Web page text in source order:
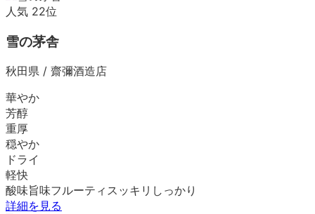
人気 22位
雪の茅舎
秋田県 / 齋彌酒造店
華やか
芳醇
重厚
穏やか
ドライ
軽快
酸味旨味フルーティ スッキリ しっかり
詳細を見る